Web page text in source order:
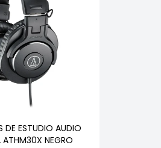
DE ESTUDIO AUDIO
ATHM30X NEGRO